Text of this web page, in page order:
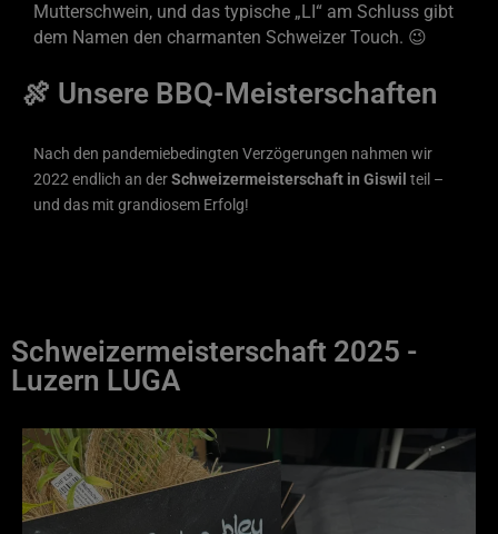
Mutterschwein, und das typische „LI“ am Schluss gibt
dem Namen den charmanten Schweizer Touch. 😉
🍖 Unsere BBQ-Meisterschaften
Nach den pandemiebedingten Verzögerungen nahmen wir
2022 endlich an derSchweizermeisterschaft in Giswil teil –
und das mit grandiosem Erfolg!
Schweizermeisterschaft 2025 -
Luzern LUGA